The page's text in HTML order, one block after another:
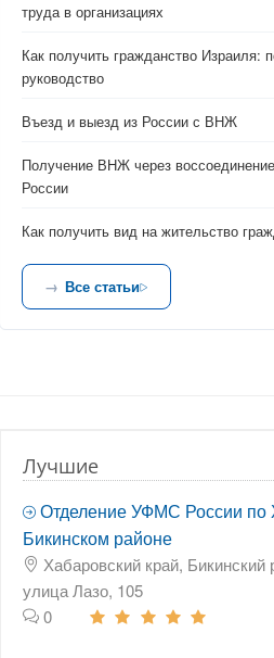
труда в организациях
Как получить гражданство Израиля:
руководство
Въезд и выезд из России с ВНЖ
Получение ВНЖ через
России
Как получить вид на жительство
Все статьи
Лучшие
Отделение УФМС России по
Бикинском районе
Хабаровский край, Бикинский
улица Лазо, 105
0